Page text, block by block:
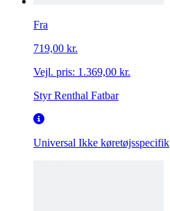
Fra
719,00 kr.
Vejl. pris: 1.369,00 kr.
Styr Renthal Fatbar
Universal Ikke køretøjsspecifik